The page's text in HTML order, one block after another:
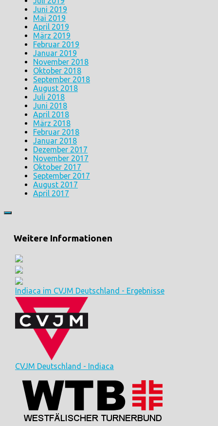
Juni 2019
Mai 2019
April 2019
März 2019
Februar 2019
Januar 2019
November 2018
Oktober 2018
September 2018
August 2018
Juli 2018
Juni 2018
April 2018
März 2018
Februar 2018
Januar 2018
Dezember 2017
November 2017
Oktober 2017
September 2017
August 2017
April 2017
Weitere Informationen
Indiaca im CVJM Deutschland - Ergebnisse
CVJM Deutschland - Indiaca